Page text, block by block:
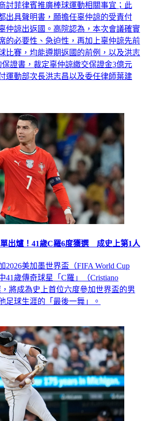
討菲律賓推廣棒球運動相關事宜；此
出具聲明書，願擔任辜仲諒的受責付
仲諒出返國。高院認為，本次會議確實
的必要性、急迫性，再加上辜仲諒先前
比賽，均能遵期返國的前例，以及洪志
證書，裁定辜仲諒繳交保證金3億元
運動部次長洪志昌以及委任律師葉建
出爐！41歲C羅6度獲選 成史上第1人
2026美加墨世界盃（FIFA World Cup
41歲傳奇球星「C羅」（Cristiano
將成為史上首位六度參加世界盃的男
足球生涯的「最後一舞」。